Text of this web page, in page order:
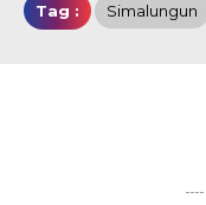
Tag : Simalungun